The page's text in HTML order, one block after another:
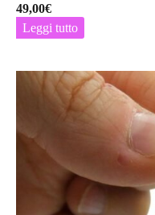
49,00€
Leggi tutto